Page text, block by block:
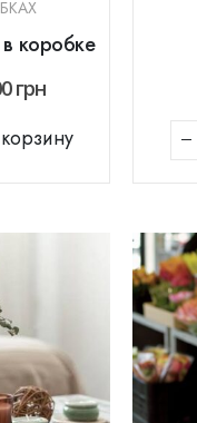
коробке
грн